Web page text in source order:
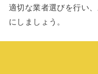
適切な業者選びを行い
にしましょう。